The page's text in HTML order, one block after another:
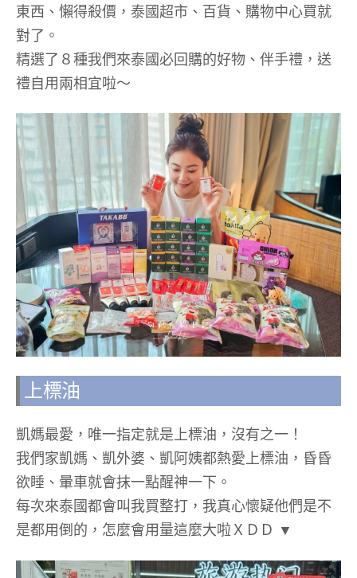
東西、懶得殺價，泰國超市、百貨、購物中心買就
對了。
精選了８種我們來泰國必回購的好物、伴手禮，送
禮自用兩相宜啦～
上標油
凱媽最愛，唯一指定就是上標油，沒有之一！
我們家凱媽、凱外婆、凱阿姨都熱愛上標油，昏昏
欲睡、暈車就會抹一點醒神一下。
每次來泰國都會叫我買整打，我真心懷疑他們是不
是都用倒的，怎麼會用量這麼大啦ＸＤＤ ▼